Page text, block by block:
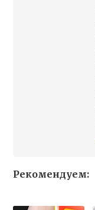
Рекомендуем: